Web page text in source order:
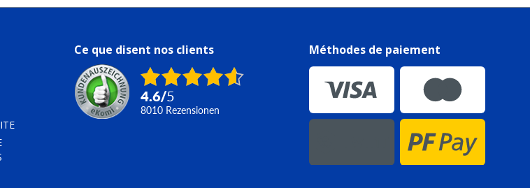
Ce que disent nos clients
4.6/5
8010 Rezensionen
Méthodes de paiement